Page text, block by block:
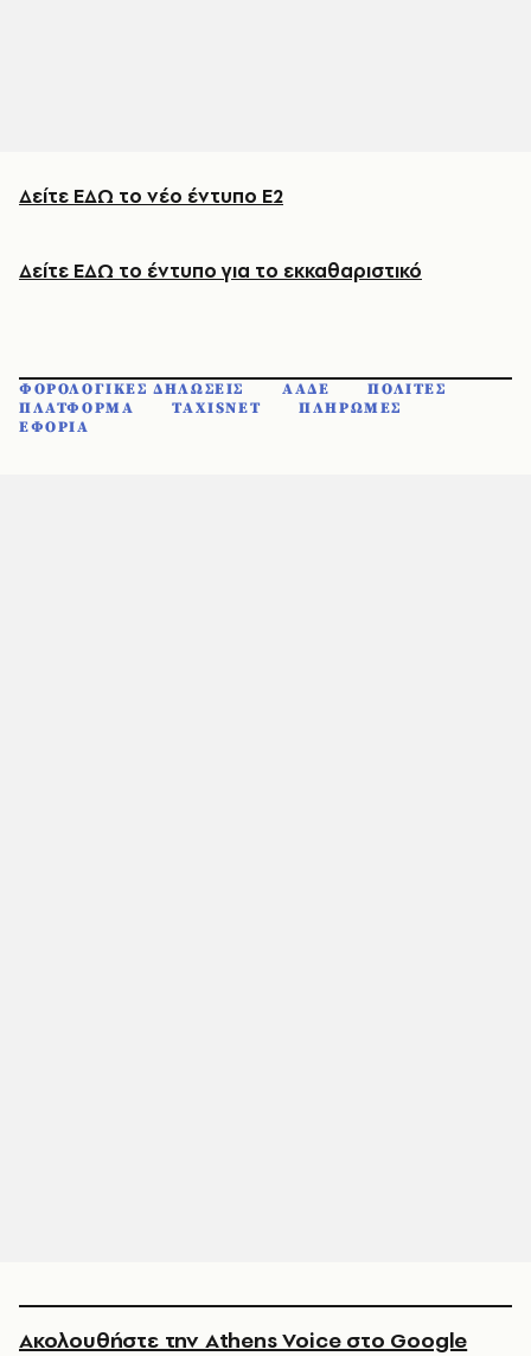
Δείτε ΕΔΩ το νέο έντυπο Ε2
Δείτε ΕΔΩ το έντυπο για το εκκαθαριστικό
ΦΟΡΟΛΟΓΙΚΕΣ ΔΗΛΩΣΕΙΣ ΑΑΔΕ
ΠΟΛΙΤΕΣ
ΠΛΑΤΦΟΡΜΑ
TAXISNET
ΠΛΗΡΩΜΕΣ
ΕΦΟΡΙΑ
Ακολουθήστε την Athens Voice στο Google